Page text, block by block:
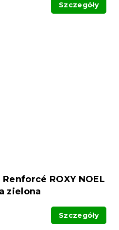
Szczegóły
ROXY NOEL
zielona
Szczegóły